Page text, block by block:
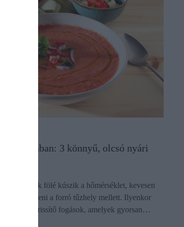
kánikulában: 3 könnyű, olcsó nyári
harminc fok fölé kúszik a hőmérséklet, kevesen
időt tölteni a forró tűzhely mellett. Ilyenkor
a hideg, frissítő fogások, amelyek gyorsan…